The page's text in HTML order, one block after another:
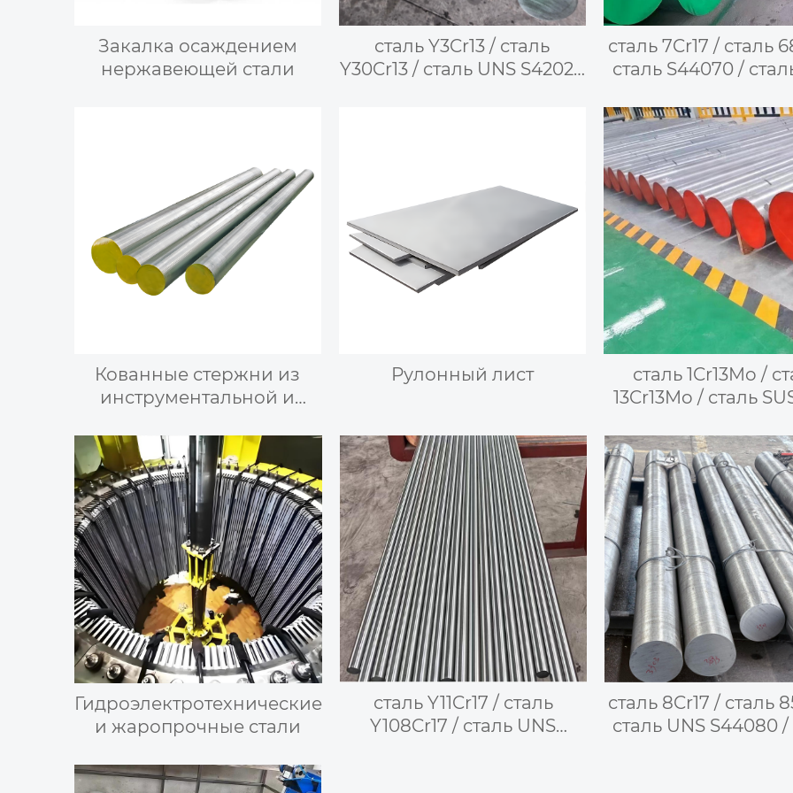
Закалка осаждением
нержавеющей стали
сталь Y3Cr13 / сталь
Y30Cr13 / сталь UNS S42020
мартенситная
нержавеющая сталь
сталь 7Cr17 / сталь
сталь S44070 /
SUS440A —
мартенситная
нержавеющая
Кованные стержни из
инструментальной и
Рулонный лист
сталь 1Cr13Mo /
13Cr13Mo / сталь
Гидроэлектротехнические
и жаропрочные стали
сталь Y11Cr17 / сталь
Y108Cr17 / сталь UNS
сталь 8Cr17 / сталь
сталь UNS S44080 /